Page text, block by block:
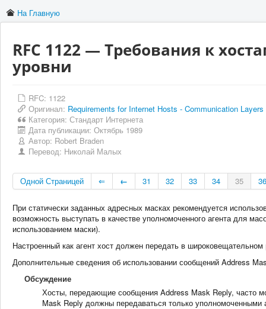
На Главную
RFC 1122 — Требования к
уровни
RFC: 1122
Оригинал: Requirements for Internet Hosts - Communication Layers
Категория: Стандарт Интернета
Дата публикации: Октябрь 1989
Автор: Robert Braden
Перевод: Николай Малых
Одной Страницей ⇐ ← 31 32 33 34 35 36
При статически заданных адресных масках рекомендуется
возможность выступать в качестве уполномоченного агента для
использованием маски).
Настроенный как агент хост должен передать в
Дополнительные сведения об использовании сообщений Address
Обсуждение
Хосты, передающие сообщения Address Mask Reply, часто
Mask Reply должны передаваться только уполномоченными